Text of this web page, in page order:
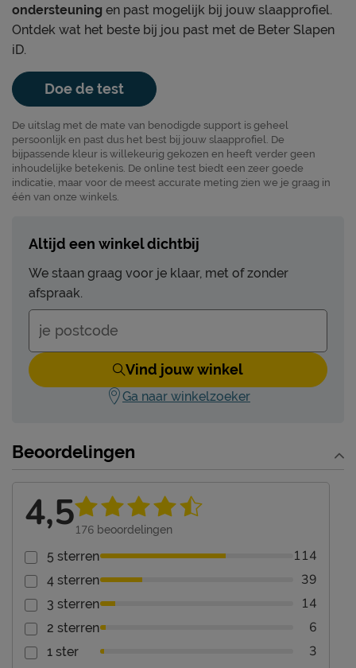
ondersteuning en past mogelijk bij jouw slaapprofiel.
Ontdek wat het beste bij jou past met de Beter Slapen
iD.
Doe de test
De uitslag met de mate van benodigde support is geheel
persoonlijk en past dus het best bij jouw slaapprofiel. De
bijpassende kleur is willekeurig gekozen en heeft verder geen
inhoudelijke betekenis. De online test biedt een zeer goede
indicatie, maar voor de meest accurate meting zien we je graag in
één van onze winkels.
Altijd een winkel dichtbij
We staan graag voor je klaar, met of zonder
afspraak.
Vind jouw winkel
Ga naar winkelzoeker
Beoordelingen
4,5176 beoordelingen
5 sterren 114
4 sterren 39
3 sterren 14
2 sterren 6
1 ster 3